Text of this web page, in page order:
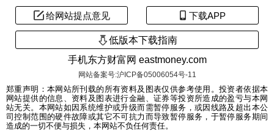
给网站提点意见 下载APP
低版本下载指南
手机东方财富网 eastmoney.com
网站备案号:沪ICP备05006054号-11
郑重声明：本网站所刊载的所有资料及图表仅供参考使用。投资者依据本
网站提供的信息、资料及图表进行金融、证券等投资所造成的盈亏与本网
站无关。本网站如因系统维护或升级而需暂停服务，或因线路及超出本公
司控制范围的硬件故障或其它不可抗力而导致暂停服务，于暂停服务期间
造成的一切不便与损失，本网站不负任何责任。